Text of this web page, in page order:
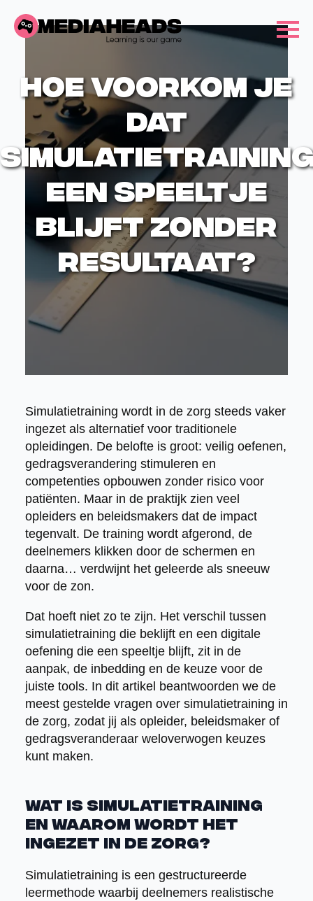
Hoe voorkom je
dat
simulatietraining
een speeltje
blijft zonder
resultaat?
Simulatietraining wordt in de zorg steeds vaker
ingezet als alternatief voor traditionele
opleidingen. De belofte is groot: veilig oefenen,
gedragsverandering stimuleren en
competenties opbouwen zonder risico voor
patiënten. Maar in de praktijk zien veel
opleiders en beleidsmakers dat de impact
tegenvalt. De training wordt afgerond, de
deelnemers klikken door de schermen en
daarna… verdwijnt het geleerde als sneeuw
voor de zon.
Dat hoeft niet zo te zijn. Het verschil tussen
simulatietraining die beklijft en een digitale
oefening die een speeltje blijft, zit in de
aanpak, de inbedding en de keuze voor de
juiste tools. In dit artikel beantwoorden we de
meest gestelde vragen over simulatietraining in
de zorg, zodat jij als opleider, beleidsmaker of
gedragsveranderaar weloverwogen keuzes
kunt maken.
Wat is simulatietraining
en waarom wordt het
ingezet in de zorg?
Simulatietraining is een gestructureerde
leermethode waarbij deelnemers realistische